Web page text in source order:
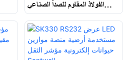
الفولاذ المقاوم للصدأ الصناعي
Red LED مؤشر مقياس USB
Santwell